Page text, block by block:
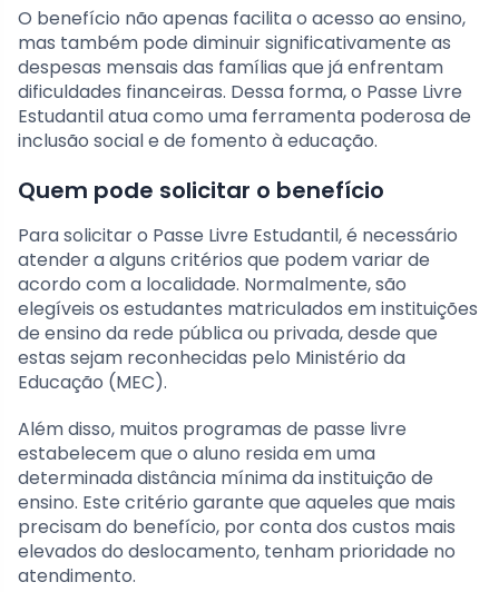
O benefício não apenas facilita o acesso ao ensino,
mas também pode diminuir significativamente as
despesas mensais das famílias que já enfrentam
dificuldades financeiras. Dessa forma, o Passe Livre
Estudantil atua como uma ferramenta poderosa de
inclusão social e de fomento à educação.
Quem pode solicitar o benefício
Para solicitar o Passe Livre Estudantil, é necessário
atender a alguns critérios que podem variar de
acordo com a localidade. Normalmente, são
elegíveis os estudantes matriculados em instituições
de ensino da rede pública ou privada, desde que
estas sejam reconhecidas pelo Ministério da
Educação (MEC).
Além disso, muitos programas de passe livre
estabelecem que o aluno resida em uma
determinada distância mínima da instituição de
ensino. Este critério garante que aqueles que mais
precisam do benefício, por conta dos custos mais
elevados do deslocamento, tenham prioridade no
atendimento.